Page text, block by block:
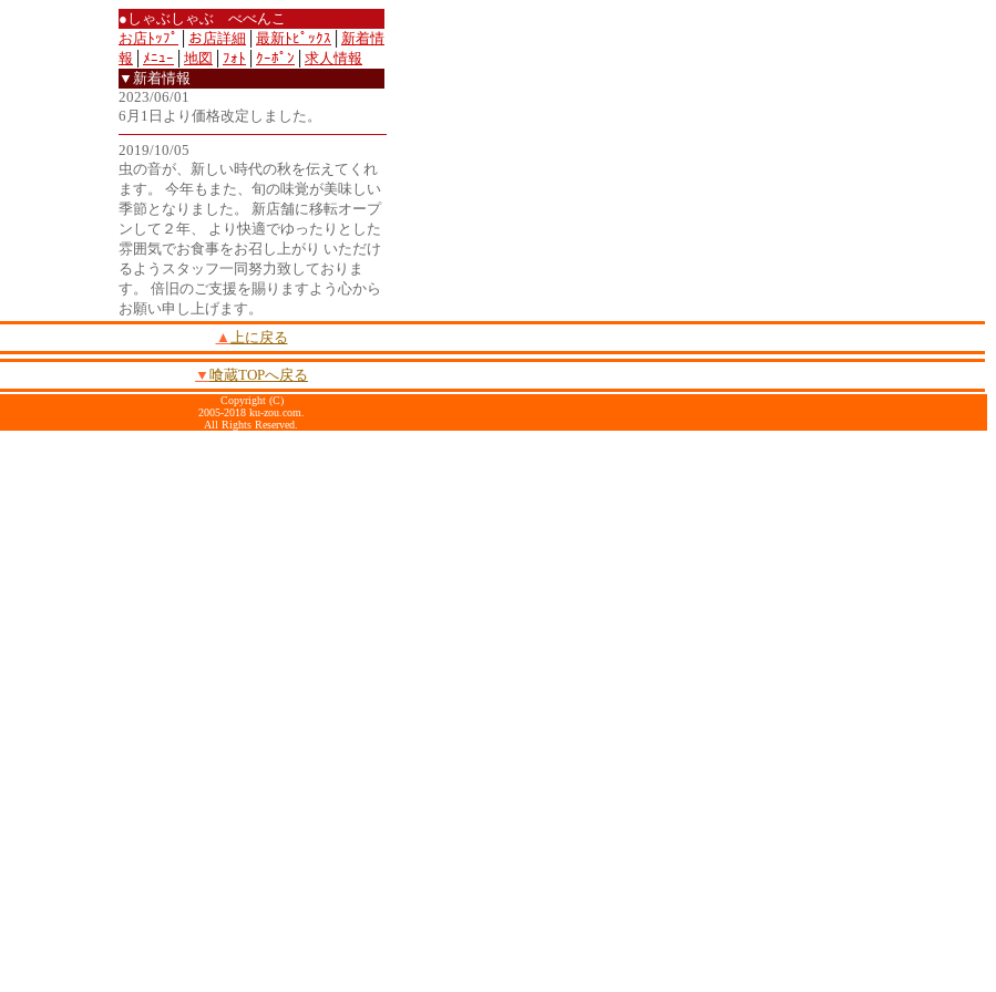
●しゃぶしゃぶ べべんこ
お店ﾄｯﾌﾟ
お店詳細 最新ﾄﾋﾟｯｸｽ
新着情
報
ﾒﾆｭｰ 地図 ﾌｫﾄ ｸｰﾎﾟﾝ
求人情報
▼新着情報
2023/06/01
6月1日より価格改定しました。
2019/10/05
虫の音が、新しい時代の秋を伝えてくれ
ます。 今年もまた、旬の味覚が美味しい
季節となりました。 新店舗に移転オープ
ンして２年、 より快適でゆったりとした
雰囲気でお食事をお召し上がり いただけ
るようスタッフ一同努力致しておりま
す。 倍旧のご支援を賜りますよう心から
お願い申し上げます。
▲ 上に戻る
▼ 喰蔵TOPへ戻る
Copyright (C)
2005-2018 ku-zou.com.
All Rights Reserved.